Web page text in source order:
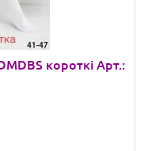
короткі Арт.: